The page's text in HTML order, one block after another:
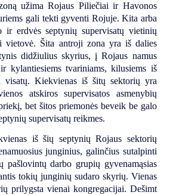
užima Rojaus Piliečiai ir Havonos
gali tekti gyventi Rojuje. Kita arba
erdvės septynių supervisatų vietinių
vietovė. Šita antroji zona yra iš dalies
didžiulius skyrius, į Rojaus namus
kylantiesiems tvariniams, kilusiems iš
visatų. Kiekvienas iš šitų sektorių yra
atskiros supervisatos asmenybių
bet šitos priemonės beveik be galo
supervisatų reikmes.
iš šių septynių Rojaus sektorių
junginius, galinčius sutalpinti
pašlovintų darbo grupių gyvenamąsias
tokių junginių sudaro skyrių. Vienas
prilygsta vienai kongregacijai. Dešimt